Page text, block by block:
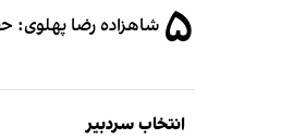
۵ شاهزاده رضا پهلوی:
انتخاب سردبیر